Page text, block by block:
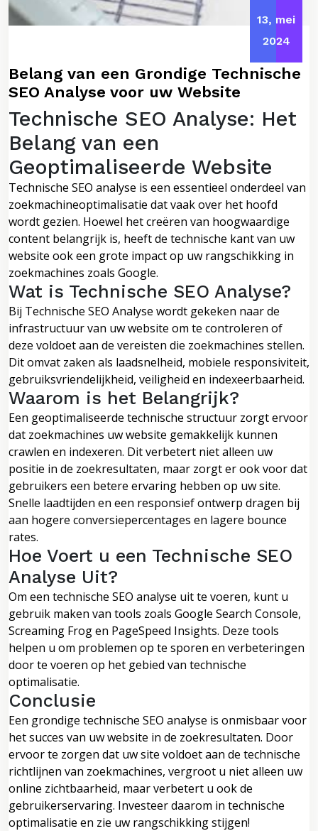
13, mei
2024
Belang van een Grondige Technische
SEO Analyse voor uw Website
Technische SEO Analyse: Het
Belang van een
Geoptimaliseerde Website
Technische SEO analyse is een essentieel onderdeel van
zoekmachineoptimalisatie dat vaak over het hoofd
wordt gezien. Hoewel het creëren van hoogwaardige
content belangrijk is, heeft de technische kant van uw
website ook een grote impact op uw rangschikking in
zoekmachines zoals Google.
Wat is Technische SEO Analyse?
Bij Technische SEO Analyse wordt gekeken naar de
infrastructuur van uw website om te controleren of
deze voldoet aan de vereisten die zoekmachines stellen.
Dit omvat zaken als laadsnelheid, mobiele responsiviteit,
gebruiksvriendelijkheid, veiligheid en indexeerbaarheid.
Waarom is het Belangrijk?
Een geoptimaliseerde technische structuur zorgt ervoor
dat zoekmachines uw website gemakkelijk kunnen
crawlen en indexeren. Dit verbetert niet alleen uw
positie in de zoekresultaten, maar zorgt er ook voor dat
gebruikers een betere ervaring hebben op uw site.
Snelle laadtijden en een responsief ontwerp dragen bij
aan hogere conversiepercentages en lagere bounce
rates.
Hoe Voert u een Technische SEO
Analyse Uit?
Om een technische SEO analyse uit te voeren, kunt u
gebruik maken van tools zoals Google Search Console,
Screaming Frog en PageSpeed Insights. Deze tools
helpen u om problemen op te sporen en verbeteringen
door te voeren op het gebied van technische
optimalisatie.
Conclusie
Een grondige technische SEO analyse is onmisbaar voor
het succes van uw website in de zoekresultaten. Door
ervoor te zorgen dat uw site voldoet aan de technische
richtlijnen van zoekmachines, vergroot u niet alleen uw
online zichtbaarheid, maar verbetert u ook de
gebruikerservaring. Investeer daarom in technische
optimalisatie en zie uw rangschikking stijgen!